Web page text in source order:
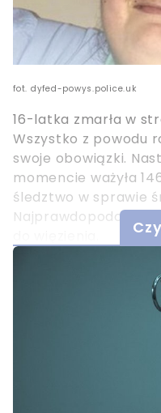
fot. dyfed-powys.police.uk
16-latka zmarła w
Wszystko z powodu
swoje obowiązki.
momencie ważyła
śledztwo w sprawie